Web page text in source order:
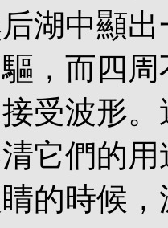
湖中顯
，而四
受波形
它們的
的時候